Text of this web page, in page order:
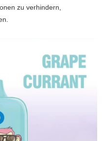
zu verhindern,